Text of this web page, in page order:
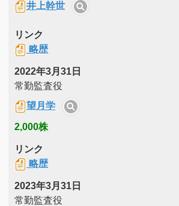
井上幹世
リンク
略歴
2022年3月31日
常勤監査役
望月学
2,000株
リンク
略歴
2023年3月31日
常勤監査役